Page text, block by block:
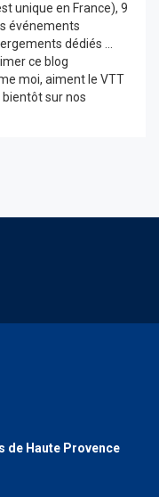
unique en France), 9
événements
dédiés ...
ce blog
moi, aiment le VTT
sur nos
de Haute Provence